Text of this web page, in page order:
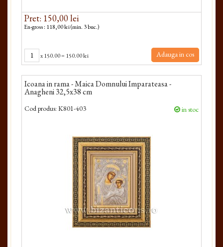
Pret: 150,00 lei
En-gross : 118,00 lei (min. 3 buc.)
x150.00= 150.00 lei Adauga in cos
Icoana in rama - Maica Domnului Imparateasa -
Anagheni 32,5x38 cm
Cod produs: K801-403 in stoc